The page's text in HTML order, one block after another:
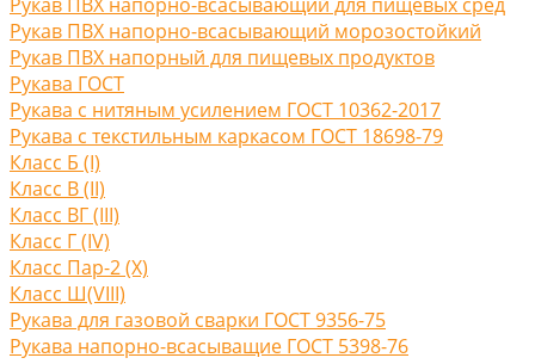
Рукав ПВХ напорно-всасывающий морозостойкий
Рукав ПВХ напорный для пищевых продуктов
Рукава ГОСТ
Рукава с нитяным усилением ГОСТ 10362-2017
Рукава с текстильным каркасом ГОСТ 18698-79
Класс Б (I)
Класс В (II)
Класс ВГ (III)
Класс Г (IV)
Класс Пар-2 (X)
Класс Ш(VIII)
Рукава для газовой сварки ГОСТ 9356-75
Рукава напорно-всасыващие ГОСТ 5398-76